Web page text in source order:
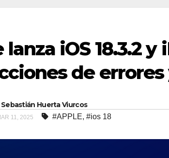
iOS 18.3.2 y
de
Sebastián Huerta Viurcos
11, 2025 #APPLE, #ios 18